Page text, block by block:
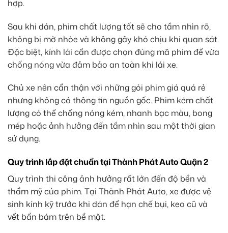
hợp.
Sau khi dán, phim chất lượng tốt sẽ cho tầm nhìn rõ,
không bị mờ nhòe và không gây khó chịu khi quan sát.
Đặc biệt, kính lái cần được chọn đúng mã phim để vừa
chống nóng vừa đảm bảo an toàn khi lái xe.
Chủ xe nên cẩn thận với những gói phim giá quá rẻ
nhưng không có thông tin nguồn gốc. Phim kém chất
lượng có thể chống nóng kém, nhanh bạc màu, bong
mép hoặc ảnh hưởng đến tầm nhìn sau một thời gian
sử dụng.
Quy trình lắp đặt chuẩn tại Thành Phát Auto Quận 2
Quy trình thi công ảnh hưởng rất lớn đến độ bền và
thẩm mỹ của phim. Tại Thành Phát Auto, xe được vệ
sinh kính kỹ trước khi dán để hạn chế bụi, keo cũ và
vết bẩn bám trên bề mặt.